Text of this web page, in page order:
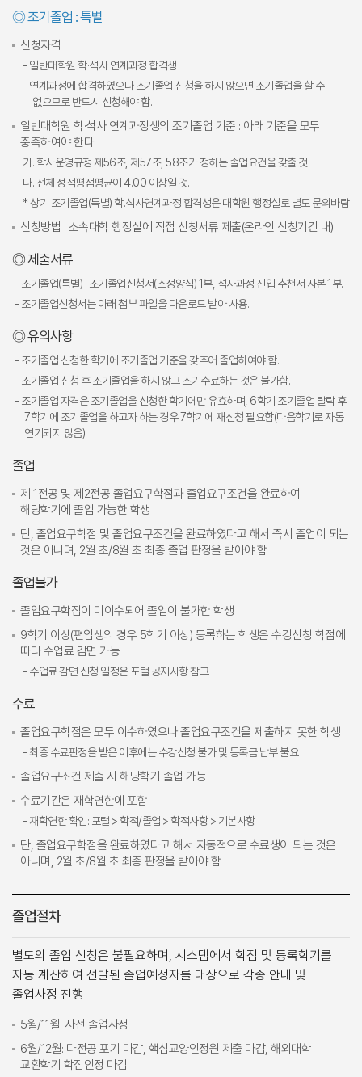
◎ 조기졸업 : 특별
신청자격
- 일반대학원 학·석사 연계과정 합격생
- 연계과정에 합격하였으나 조기졸업 신청을 하지 않으면 조기졸업을 할 수
없으므로 반드시 신청해야 함.
일반대학원 학·석사 연계과정생의 조기졸업 기준 : 아래 기준을 모두
충족하여야 한다.
가. 학사운영규정 제56조, 제57조, 58조가 정하는 졸업요건을 갖출 것.
나. 전체 성적평점평균이 4.00 이상일 것.
* 상기 조기졸업(특별) 학.석사연계과정 합격생은 대학원 행정실로 별도 문의바람
신청방법 : 소속대학 행정실에 직접 신청서류 제출(온라인 신청기간 내)
◎ 제출서류
- 조기졸업(특별) : 조기졸업신청서(소정양식) 1부, 석사과정 진입 추천서 사본 1부.
- 조기졸업신청서는 아래 첨부 파일을 다운로드 받아 사용.
◎ 유의사항
- 조기졸업 신청한 학기에 조기졸업 기준을 갖추어 졸업하여야 함.
- 조기졸업 신청 후 조기졸업을 하지 않고 조기수료하는 것은 불가함.
- 조기졸업 자격은 조기졸업을 신청한 학기에만 유효하며, 6학기 조기졸업 탈락 후
7학기에 조기졸업을 하고자 하는 경우 7학기에 재신청 필요함(다음학기로 자동
연기되지 않음)
졸업
제 1전공 및 제2전공 졸업요구학점과 졸업요구조건을 완료하여
해당학기에 졸업 가능한 학생
단, 졸업요구학점 및 졸업요구조건을 완료하였다고 해서 즉시 졸업이 되는
것은 아니며, 2월 초/8월 초 최종 졸업 판정을 받아야 함
졸업불가
졸업요구학점이 미이수되어 졸업이 불가한 학생
9학기 이상(편입생의 경우 5학기 이상) 등록하는 학생은 수강신청 학점에
따라 수업료 감면 가능
- 수업료 감면 신청 일정은 포털 공지사항 참고
수료
졸업요구학점은 모두 이수하였으나 졸업요구조건을 제출하지 못한 학생
- 최종 수료판정을 받은 이후에는 수강신청 불가 및 등록금 납부 불요
졸업요구조건 제출 시 해당학기 졸업 가능
수료기간은 재학연한에 포함
- 재학연한 확인: 포털 > 학적/졸업 > 학적사항 > 기본사항
단, 졸업요구학점을 완료하였다고 해서 자동적으로 수료생이 되는 것은
아니며, 2월 초/8월 초 최종 판정을 받아야 함
졸업절차
별도의 졸업 신청은 불필요하며, 시스템에서 학점 및 등록학기를
자동 계산하여 선발된 졸업예정자를 대상으로 각종 안내 및
졸업사정 진행
5월/11월: 사전 졸업사정
6월/12월: 다전공 포기 마감, 핵심교양인정원 제출 마감, 해외대학
교환학기 학점인정 마감